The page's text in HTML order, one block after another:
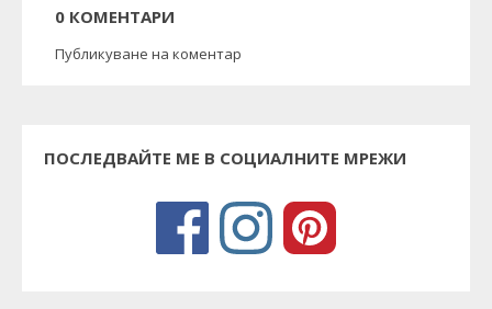
0 КОМЕНТАРИ
Публикуване на коментар
ПОСЛЕДВАЙТЕ МЕ В СОЦИАЛНИТЕ МРЕЖИ